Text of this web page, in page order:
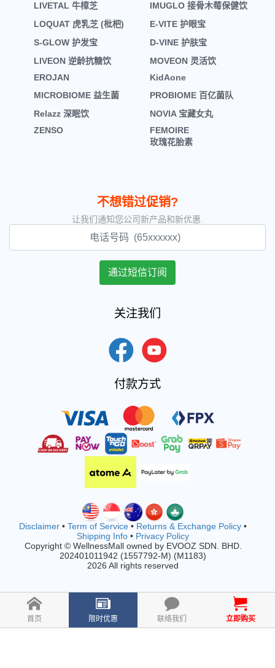
LIVETAL 牛樟芝
IMUGLO 接骨木莓保健饮
LOQUAT 虎乳芝 (枇杷)
E-VITE 护眼宝
S-GLOW 护发宝
D-VINE 护肤宝
LIVEON 逆龄抗糖饮
MOVEON 灵活饮
EROJAN
KidAone
MICROBIOME 益生菌
PROBIOME 百亿菌队
Relazz 深眠饮
NOVIA 宝藏女丸
ZENSO
FEMOIRE
玫瑰花胎素
不想错过促销?
让我们通知您公司新产品和新优惠.
关注我们
付款方式
Disclaimer • Term of Service • Returns & Exchange Policy •
Shipping Info • Privacy Policy
Copyright © WellnessMall owned by EVOOZ SDN. BHD.
202401011942 (1557792-M) (M1183)
2026 All rights reserved
首页 限时优惠 联络我们 立即购买